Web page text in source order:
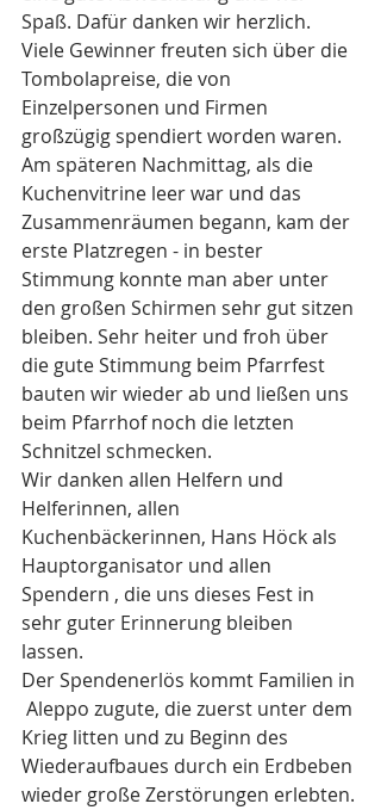
Spaß. Dafür danken wir herzlich.
Viele Gewinner freuten sich über die
Tombolapreise, die von
Einzelpersonen und Firmen
großzügig spendiert worden waren.
Am späteren Nachmittag, als die
Kuchenvitrine leer war und das
Zusammenräumen begann, kam der
erste Platzregen - in bester
Stimmung konnte man aber unter
den großen Schirmen sehr gut sitzen
bleiben. Sehr heiter und froh über
die gute Stimmung beim Pfarrfest
bauten wir wieder ab und ließen uns
beim Pfarrhof noch die letzten
Schnitzel schmecken.
Wir danken allen Helfern und
Helferinnen, allen
Kuchenbäckerinnen, Hans Höck als
Hauptorganisator und allen
Spendern , die uns dieses Fest in
sehr guter Erinnerung bleiben
lassen.
Der Spendenerlös kommt Familien in
Aleppo zugute, die zuerst unter dem
Krieg litten und zu Beginn des
Wiederaufbaues durch ein Erdbeben
wieder große Zerstörungen erlebten.